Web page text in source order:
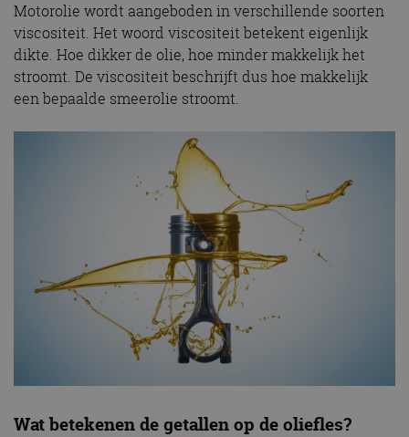
Motorolie wordt aangeboden in verschillende soorten
viscositeit. Het woord viscositeit betekent eigenlijk
dikte. Hoe dikker de olie, hoe minder makkelijk het
stroomt. De viscositeit beschrijft dus hoe makkelijk
een bepaalde smeerolie stroomt.
Wat betekenen de getallen op de oliefles?